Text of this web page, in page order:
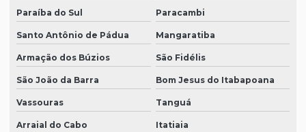
Paraíba do Sul Paracambi
Santo Antônio de Pádua Mangaratiba
Armação dos Búzios São Fidélis
São João da Barra Bom Jesus do Itabapoana
Vassouras Tanguá
Arraial do Cabo Itatiaia